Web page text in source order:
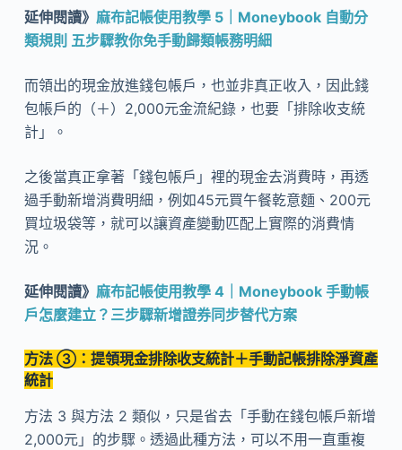
延伸閱讀》 麻布記帳使用教學 5｜Moneybook 自動分
類規則 五步驟教你免手動歸類帳務明細
而領出的現金放進錢包帳戶，也並非真正收入，因此錢
包帳戶的（＋）2,000元金流紀錄，也要「排除收支統
計」。
之後當真正拿著「錢包帳戶」裡的現金去消費時，再透
過手動新增消費明細，例如45元買午餐乾意麵、200元
買垃圾袋等，就可以讓資產變動匹配上實際的消費情
況。
延伸閱讀》 麻布記帳使用教學 4｜Moneybook 手動帳
戶怎麼建立？三步驟新增證券同步替代方案
方法 ③：提領現金排除收支統計＋手動記帳排除淨資產
統計
方法 3 與方法 2 類似，只是省去「手動在錢包帳戶新增
2,000元」的步驟。透過此種方法，可以不用一直重複